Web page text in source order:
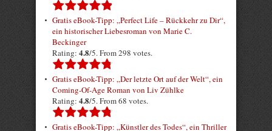
Gratis eBook-Tipp: „Perfect Life – Rückkehr zu Dir“,
ein historischer Liebesroman von Marie C.
Beckinger
Rating: 4.8/5. From 298 votes.
Gratis eBook-Tipp: „Der letzte Ort auf der Welt“, ein
Coming-Of-Age Roman von Liv Zühlke
Rating: 4.8/5. From 68 votes.
Gratis eBook-Tipp: „Künstler des Todes“, ein Thriller